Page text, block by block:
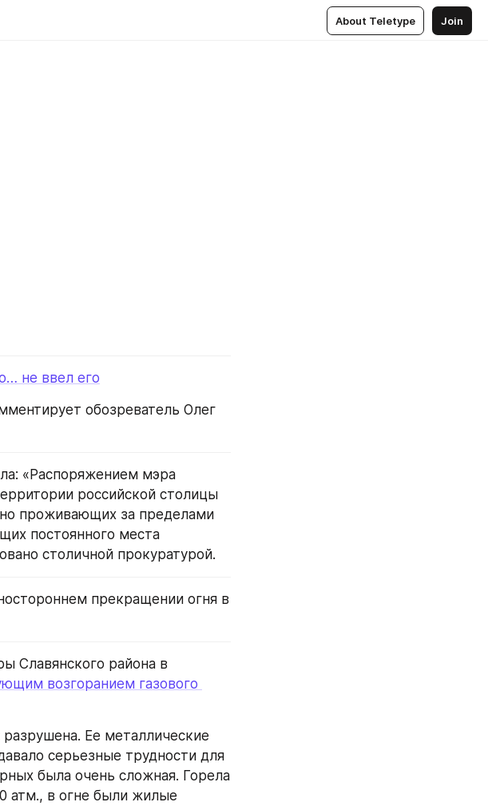
About Teletype Join
не ввел его
обозреватель Олег
«Распоряжением мэра
российской столицы
проживающих за пределами
постоянного места
столичной прокуратурой.
прекращении огня в
Славянского района в
возгоранием газового
Ее металлические
серьезные трудности для
была очень сложная. Горела
атм., в огне были жилые